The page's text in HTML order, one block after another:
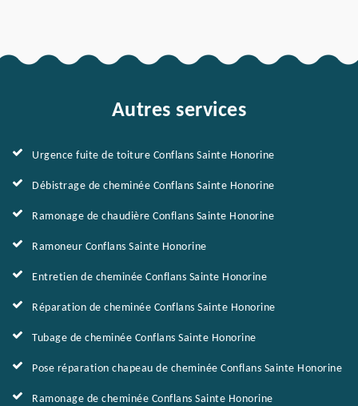
Autres services
Urgence fuite de toiture Conflans Sainte Honorine
Débistrage de cheminée Conflans Sainte Honorine
Ramonage de chaudière Conflans Sainte Honorine
Ramoneur Conflans Sainte Honorine
Entretien de cheminée Conflans Sainte Honorine
Réparation de cheminée Conflans Sainte Honorine
Tubage de cheminée Conflans Sainte Honorine
Pose réparation chapeau de cheminée Conflans Sainte Honorine
Ramonage de cheminée Conflans Sainte Honorine